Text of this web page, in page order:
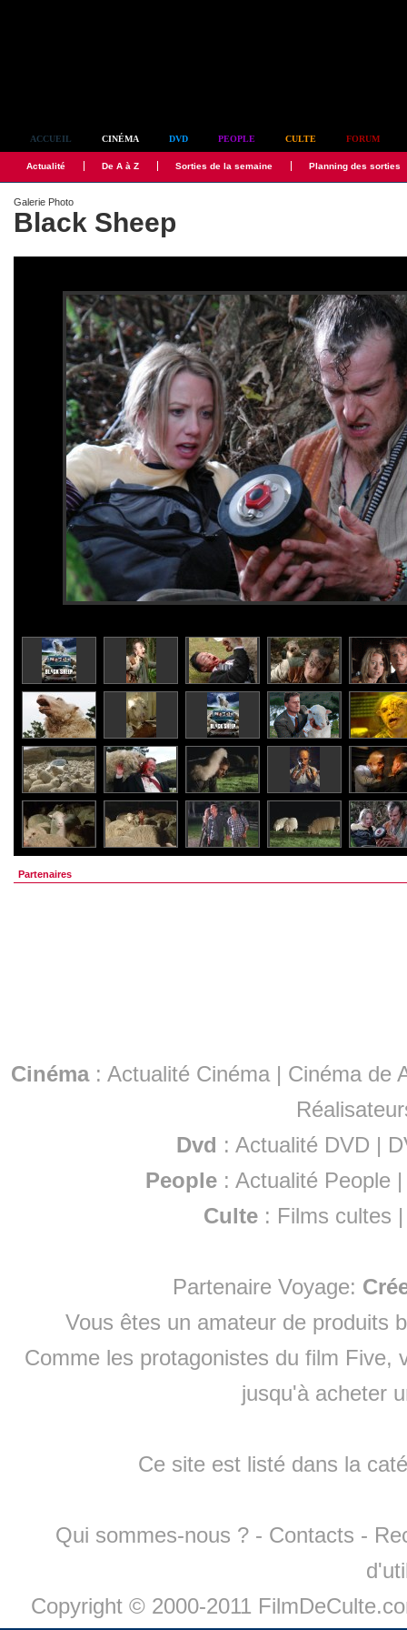
ACCUEIL CINÉMA DVD PEOPLE CULTE FORUM
Actualité De A à Z Sorties de la semaine Planning des sorties
Galerie Photo
Black Sheep
Partenaires
Cinéma: Actualité Cinéma | Cinéma de
Dvd : Actualité DVD |
People :Actualité People
Culte : Films cultes
Partenaire Voyage:
Vous êtes un amateur de produits
Comme les protagonistes du film Five,
jusqu'à acheter
Ce site est listé dans la
Qui sommes-nous ? - Contacts -
Copyright © 2000-2011